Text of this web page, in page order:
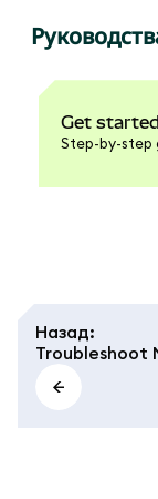
Get
Step-by-step
Назад:
Troubleshoot